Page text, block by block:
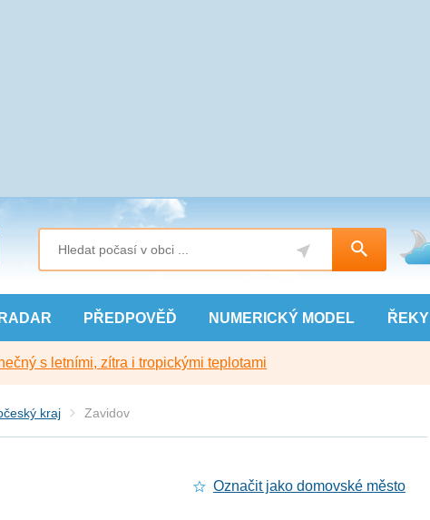
RADAR PŘEDPOVĚĎ NUMERICKÝ MODEL ŘEKY
s letními, zítra i tropickými teplotami
kraj Zavidov
Označit jako domovské město